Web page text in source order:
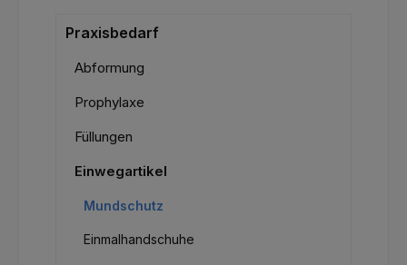
Praxisbedarf
Abformung
Prophylaxe
Füllungen
Einwegartikel
Mundschutz
Einmalhandschuhe